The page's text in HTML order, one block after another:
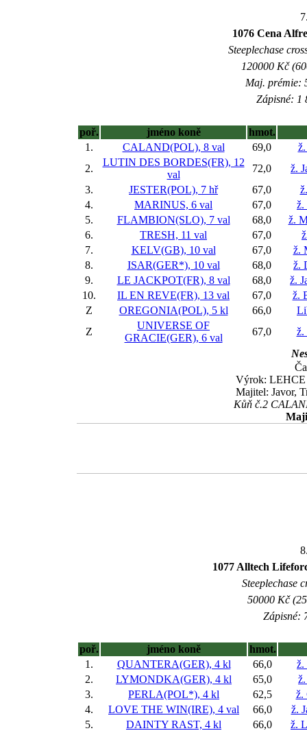
1076 Cena
Steeplechase
120000 Kč
Maj. prémie:
Zápisné: 1
poř. jméno koně
hmot.
1.
CALAND(POL), 8 val 69,0
2.
LUTIN DES BORDES(FR), 12
val
72,0
ž.
3.
JESTER(POL), 7 hř 67,0
4.
MARINUS, 6 val 67,0
ž.
5.
FLAMBION(SLO), 7 val 68,0
ž.
6.
TRESH, 11 val 67,0
7.
KELV(GB), 10 val 67,0
ž.
8.
ISAR(GER*), 10 val 68,0
ž.
9.
LE JACKPOT(FR), 8 val 68,0
ž.
10.
IL EN REVE(FR), 13 val 67,0
ž.
Z
OREGONIA(POL), 5 kl 66,0
Z
UNIVERSE OF
GRACIE(GER), 6 val
67,0
ž.
Výrok: LEHCE
Majitel: Javor,
Kůň č.2
1077 Alltech
Steeplechase
50000 Kč
Zápisné:
poř. jméno koně
hmot.
1.
QUANTERA(GER), 4 kl 66,0
ž.
2.
LYMONDKA(GER), 4 kl 65,0
3.
PERLA(POL*), 4 kl 62,5
ž.
4.
LOVE THE WIN(IRE), 4 val 66,0
ž.
5.
DAINTY RAST, 4 kl 66,0
ž.